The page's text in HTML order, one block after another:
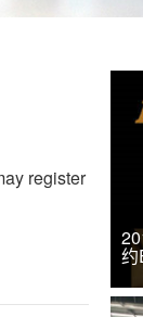
register
约